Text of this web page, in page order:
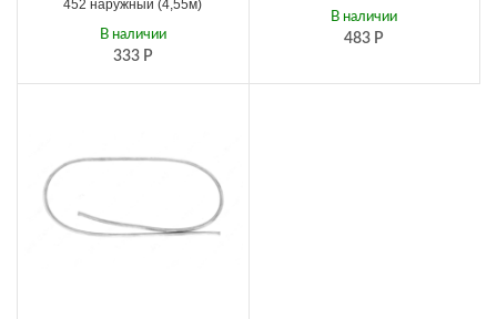
452 наружный (4,55м)
333 Р
В наличии 483 Р
В наличии